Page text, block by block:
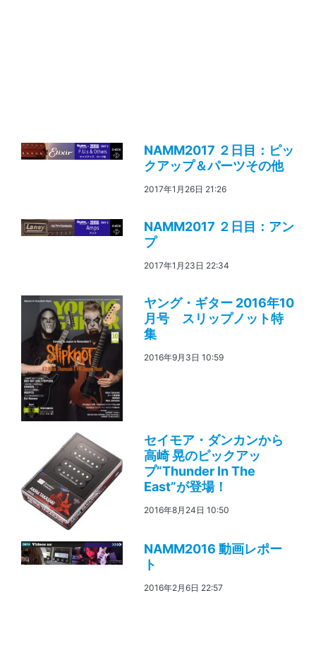
NAMM2017 ２日目：ピッ
クアップ＆パーツその他
2017年1月26日 21:26
NAMM2017 ２日目：アン
プ
2017年1月23日 22:34
ヤング・ギター 2016年10
月号 スリップノット特
集
2016年9月3日 10:59
セイモア・ダンカンから
高崎 晃のピックアッ
プ“Thunder In The
East”が登場！
2016年8月24日 10:50
NAMM2016 動画レポー
ト
2016年2月6日 22:57